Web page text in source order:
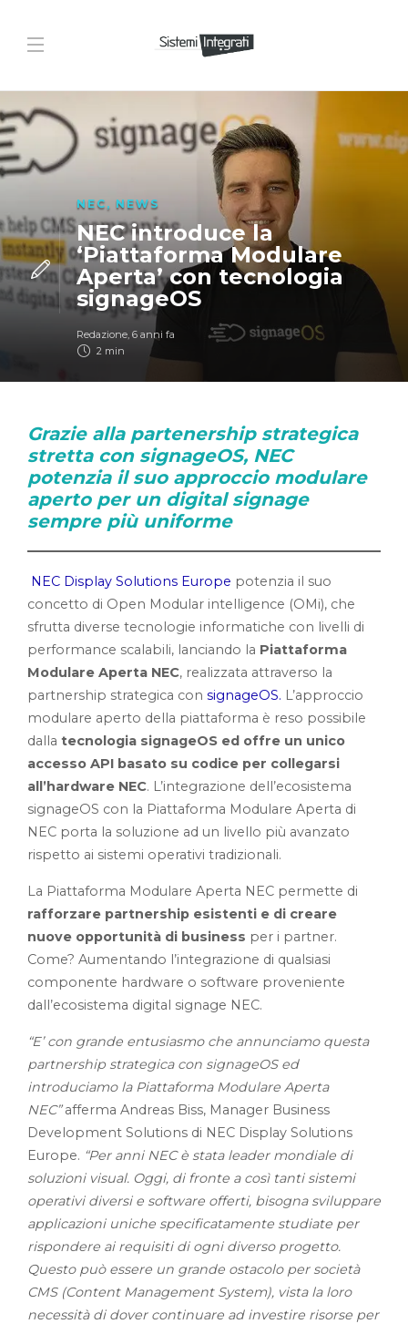
NEC , NEWS
NEC introduce la
‘Piattaforma Modulare
Aperta’ con tecnologia
signageOS
Redazione, 6 anni fa
2 min
Grazie alla partenership strategica
stretta con signageOS, NEC
potenzia il suo approccio modulare
aperto per un digital signage
sempre più uniforme
NEC Display Solutions Europe potenzia il suo
concetto di Open Modular intelligence (OMi), che
sfrutta diverse tecnologie informatiche con livelli di
performance scalabili, lanciando la Piattaforma
Modulare Aperta NEC, realizzata attraverso la
partnership strategica con signageOS. L’approccio
modulare aperto della piattaforma è reso possibile
dalla tecnologia signageOS ed offre un unico
accesso API basato su codice per collegarsi
all’hardware NEC. L’integrazione dell’ecosistema
signageOS con la Piattaforma Modulare Aperta di
NEC porta la soluzione ad un livello più avanzato
rispetto ai sistemi operativi tradizionali.
La Piattaforma Modulare Aperta NEC permette di
rafforzare partnership esistenti e di creare
nuove opportunità di business per i partner.
Come? Aumentando l’integrazione di qualsiasi
componente hardware o software proveniente
dall’ecosistema digital signage NEC.
“E’ con grande entusiasmo che annunciamo questa
partnership strategica con signageOS ed
introduciamo la Piattaforma Modulare Aperta
NEC”afferma Andreas Biss, Manager Business
Development Solutions di NEC Display Solutions
Europe. “Per anni NEC è stata leader mondiale di
soluzioni visual. Oggi, di fronte a così tanti sistemi
operativi diversi e software offerti, bisogna sviluppare
applicazioni uniche specificatamente studiate per
rispondere ai requisiti di ogni diverso progetto.
Questo può essere un grande ostacolo per società
CMS (Content Management System), vista la loro
necessità di dover continuare ad investire risorse per